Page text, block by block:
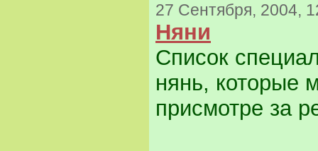
27 Сентября, 2004,
Няни
Список
нянь, которые
присмотре за